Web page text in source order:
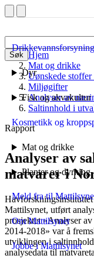
Søk
Drikkevannsforsyning
Dyr
Fisk og akvakultur
Kosmetikk og
Mat og drikke
Planter og dyrking
Meld fra til
Om Mattilsynet
Jobbe i Mattilsynet
Hjem
Mat og drikke
Uønskede stoffer
Miljøgifter
Analyser av
Saltinnhold i
Rapport
Analyser av
matvarer i
Mattilsynet, utført
prosjektet «Analyser
2014-2018» var å
utviklingen i
analysedata til